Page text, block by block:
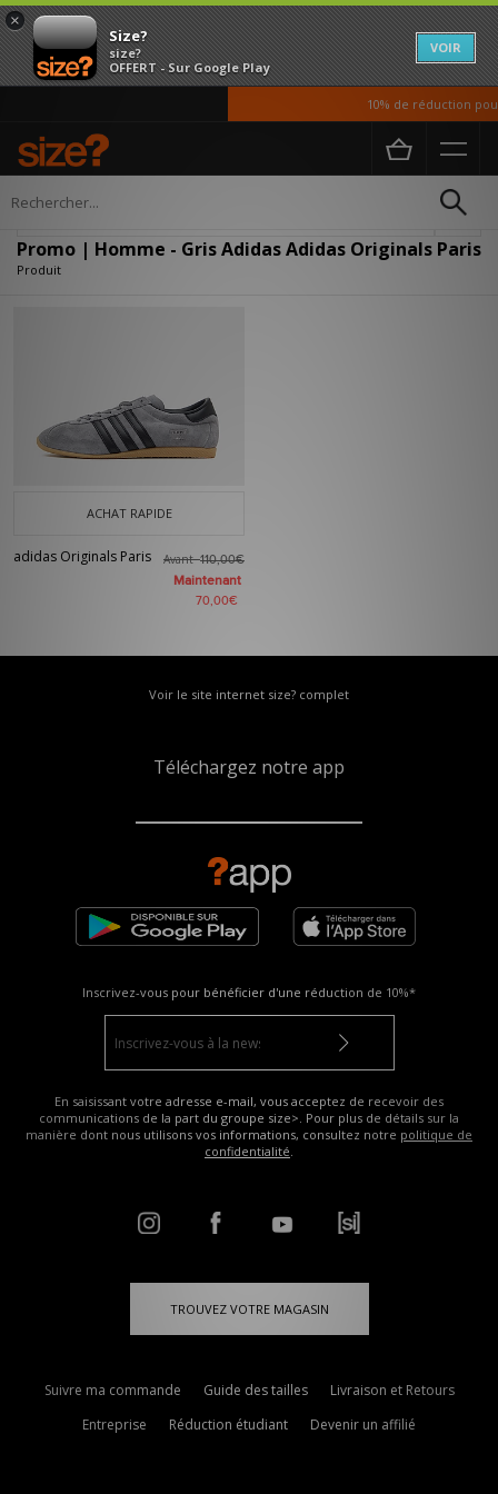
×
Size?
size?
OFFERT - Sur Google Play
VOIR
10% de réduction
Accueil Homme
Promo | Homme - Gris Adidas Adidas Originals Paris
Produit
ACHAT RAPIDE
adidas Originals Paris Avant110,00€
Maintenant
70,00€
Voir le site internet size? complet
Téléchargez notre app
Inscrivez-vous pour bénéficier d'une réduction de 10%*
En saisissant votre adresse e-mail, vous acceptez de recevoir des
communications de la part du groupe size>. Pour plus de détails sur la
manière dont nous utilisons vos informations, consultez notre politique de
confidentialité.
TROUVEZ VOTRE MAGASIN
Suivre ma commande Guide des tailles
Livraison et Retours
Entreprise
Réduction étudiant Devenir un affilié